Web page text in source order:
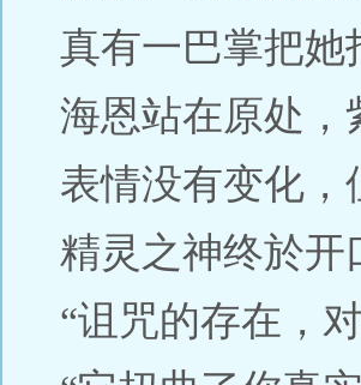
真有一巴掌把她
海恩站在原处，
表情没有变化，
精灵之神终於开
“诅咒的存在，